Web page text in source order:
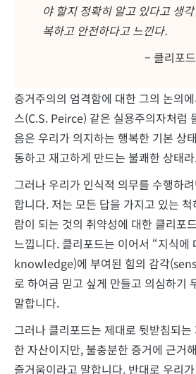
야 할지 정확히 알고 있다고 생
복하고 안전하다고 느낀다.
– 클리포
증거주의의 엄격함에 대한 그의 논의
스(C.S. Peirce) 같은 실용주의자처럼
음은 우리가 의지하는 행복한 기본 상
동하고 재고하게 만드는 불쾌한 상태
그러나 우리가 인식적 의무를 수행하
합니다. 저는 모든 답을 가지고 있는
람이 되는 것의 취약성에 대한 클리포
느낍니다. 클리포드는 이어서 “지식
knowledge)에 부여된 힘의 감각
로 하여금 믿고 싶게 만들고 의심하기
말합니다.
그러나 클리포드는 제대로 뒷받침되
한 자산이지만, 불충분한 증거에 근거
즐거움이라고 말합니다. 반대로 우리